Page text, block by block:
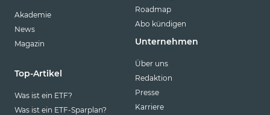
Akademie
News
Magazin
Top-Artikel
Was ist ein ETF?
Was ist ein ETF-Sparplan?
Roadmap
Abo kündigen
Unternehmen
Über uns
Redaktion
Presse
Karriere